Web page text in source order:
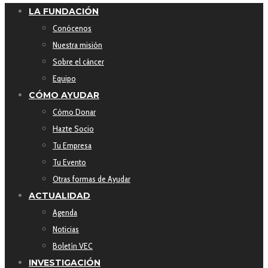
LA FUNDACIÓN
Conócenos
Nuestra misión
Sobre el cáncer
Equipo
CÓMO AYUDAR
Cómo Donar
Hazte Socio
Tu Empresa
Tu Evento
Otras formas de Ayudar
ACTUALIDAD
Agenda
Noticias
Boletín VEC
INVESTIGACIÓN